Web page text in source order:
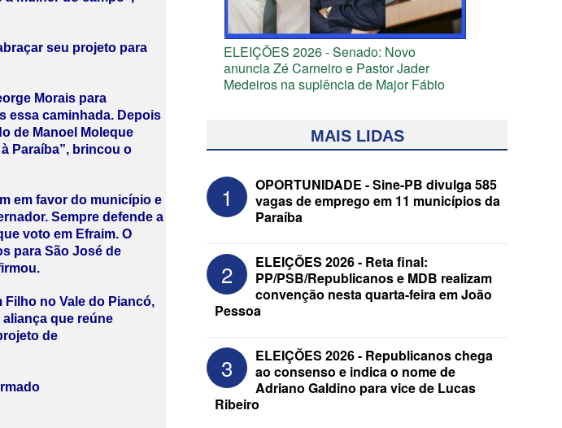
seu projeto para
Morais para
essa caminhada. Depois
de Manoel Moleque
Paraíba”, brincou o
em favor do município e
Sempre defende a
voto em Efraim. O
para São José de
Filho no Vale do Piancó,
que reúne
de
ELEIÇÕES 2026 - Senado: Novo
anuncia Zé Carneiro e Pastor Jader
Medeiros na suplência de Major Fábio
ELEIÇÕES 2026 - Nabor Vanderley
oficializa Daniella Ribeiro como
suplente
MAIS LIDAS
1
OPORTUNIDADE - Sine-PB divulga 585
vagas de emprego em 11 municípios da
Paraíba
2
ELEIÇÕES 2026 - Reta final:
PP/PSB/Republicanos e MDB realizam
convenção nesta quarta-feira em João
Pessoa
3
ELEIÇÕES 2026 - Republicanos chega
ao consenso e indica o nome de
Adriano Galdino para vice de Lucas
Ribeiro